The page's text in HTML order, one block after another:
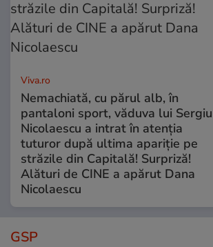
Viva.ro
Nemachiată, cu părul alb, în
pantaloni sport, văduva lui Sergiu
Nicolaescu a intrat în atenția
tuturor după ultima apariție pe
străzile din Capitală! Surpriză!
Alături de CINE a apărut Dana
Nicolaescu
GSP